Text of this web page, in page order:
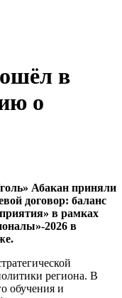
в
о
Абакан приняли
договор: баланс
в рамках
2026 в
региона. В
обучения и